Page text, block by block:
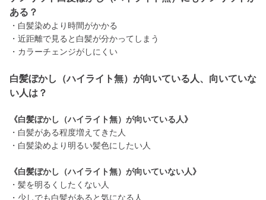
ある？
・白髪染めより時間がかかる
・近距離で見ると白髪が分かってしまう
・カラーチェンジがしにくい
白髪ぼかし（ハイライト無）が向いている人、向いていな
い人は？
《白髪ぼかし（ハイライト無）が向いている人》
・白髪がある程度増えてきた人
・白髪染めより明るい髪色にしたい人
《白髪ぼかし（ハイライト無）が向いていない人》
・髪を明るくしたくない人
・少しでも白髪があると気になる人